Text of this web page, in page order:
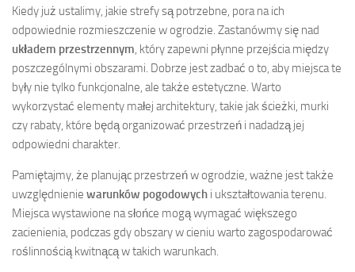
Kiedy już ustalimy, jakie strefy są potrzebne, pora na ich
odpowiednie rozmieszczenie w ogrodzie. Zastanówmy się nad
układem przestrzennym, który zapewni płynne przejścia między
poszczególnymi obszarami. Dobrze jest zadbać o to, aby miejsca te
były nie tylko funkcjonalne, ale także estetyczne. Warto
wykorzystać elementy małej architektury, takie jak ścieżki, murki
czy rabaty, które będą organizować przestrzeń i nadadzą jej
odpowiedni charakter.
Pamiętajmy, że planując przestrzeń w ogrodzie, ważne jest także
uwzględnienie warunków pogodowych i ukształtowania terenu.
Miejsca wystawione na słońce mogą wymagać większego
zacienienia, podczas gdy obszary w cieniu warto zagospodarować
roślinnością kwitnącą w takich warunkach.